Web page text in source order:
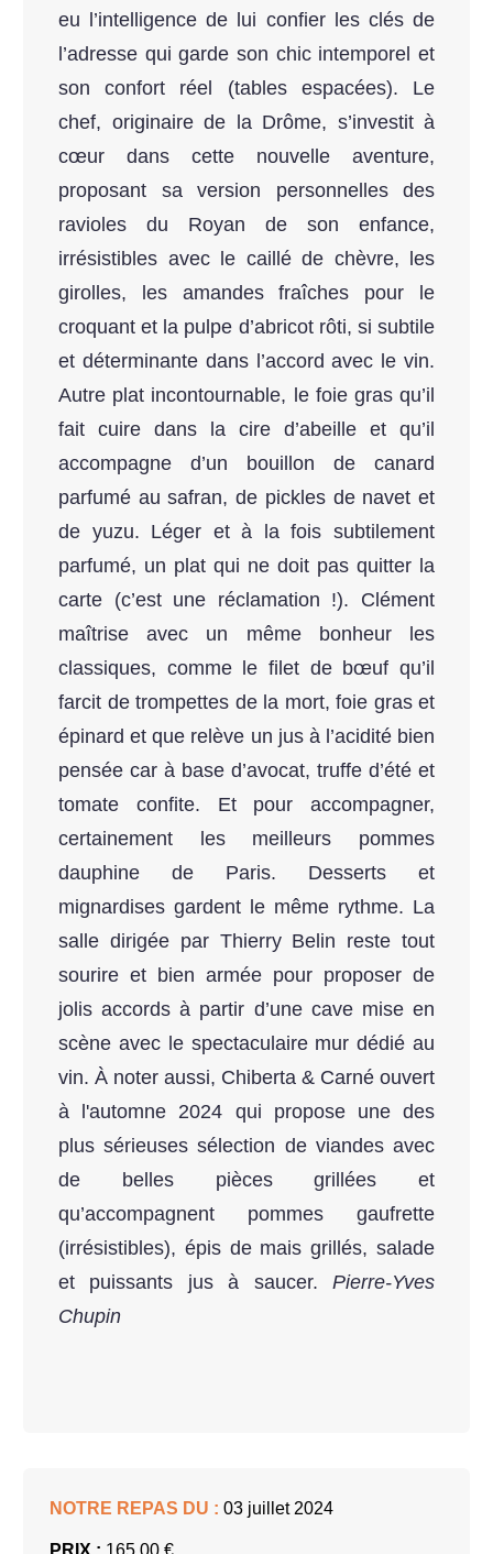
eu l’intelligence de lui confier les clés de
l’adresse qui garde son chic intemporel et
son confort réel (tables espacées). Le
chef, originaire de la Drôme, s’investit à
cœur dans cette nouvelle aventure,
proposant sa version personnelles des
ravioles du Royan de son enfance,
irrésistibles avec le caillé de chèvre, les
girolles, les amandes fraîches pour le
croquant et la pulpe d’abricot rôti, si subtile
et déterminante dans l’accord avec le vin.
Autre plat incontournable, le foie gras qu’il
fait cuire dans la cire d’abeille et qu’il
accompagne d’un bouillon de canard
parfumé au safran, de pickles de navet et
de yuzu. Léger et à la fois subtilement
parfumé, un plat qui ne doit pas quitter la
carte (c’est une réclamation !). Clément
maîtrise avec un même bonheur les
classiques, comme le filet de bœuf qu’il
farcit de trompettes de la mort, foie gras et
épinard et que relève un jus à l’acidité bien
pensée car à base d’avocat, truffe d’été et
tomate confite. Et pour accompagner,
certainement les meilleurs pommes
dauphine de Paris. Desserts et
mignardises gardent le même rythme. La
salle dirigée par Thierry Belin reste tout
sourire et bien armée pour proposer de
jolis accords à partir d’une cave mise en
scène avec le spectaculaire mur dédié au
vin. À noter aussi, Chiberta & Carné ouvert
à l'automne 2024 qui propose une des
plus sérieuses sélection de viandes avec
de belles pièces grillées et
qu’accompagnent pommes gaufrette
(irrésistibles), épis de mais grillés, salade
et puissants jus à saucer. Pierre-Yves
Chupin
NOTRE REPAS DU : 03 juillet 2024
PRIX : 165.00 €